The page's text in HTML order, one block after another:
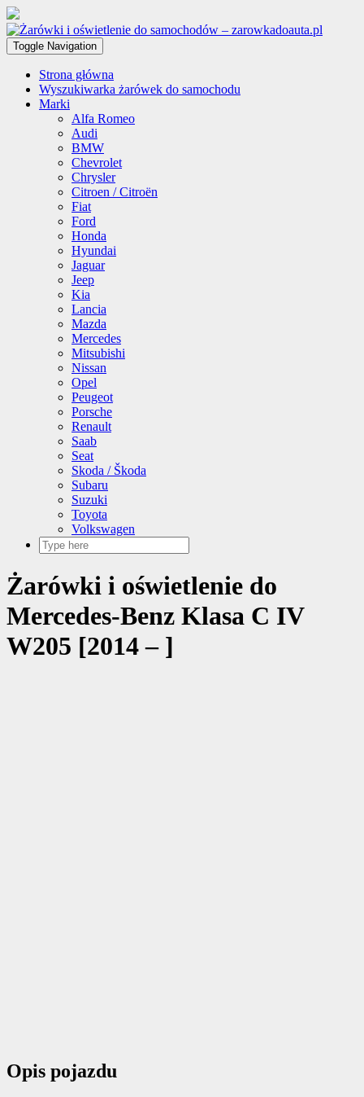
Toggle Navigation
Strona główna
Wyszukiwarka żarówek do samochodu
Marki
Alfa Romeo
Audi
BMW
Chevrolet
Chrysler
Citroen / Citroën
Fiat
Ford
Honda
Hyundai
Jaguar
Jeep
Kia
Lancia
Mazda
Mercedes
Mitsubishi
Nissan
Opel
Peugeot
Porsche
Renault
Saab
Seat
Skoda / Škoda
Subaru
Suzuki
Toyota
Volkswagen
Żarówki i oświetlenie do
Mercedes-Benz Klasa C IV
W205 [2014 – ]
Opis pojazdu